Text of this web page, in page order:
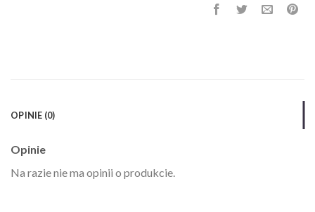
OPINIE (0)
Opinie
Na razie nie ma opinii o produkcie.